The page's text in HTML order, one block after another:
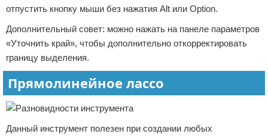
отпустить кнопку мыши без нажатия Alt или Option.
Дополнительный совет: можно нажать на панеле параметров
«Уточнить край», чтобы дополнительно откорректировать
границу выделения.
Прямолинейное лассо
Данный инструмент полезен при создании любых